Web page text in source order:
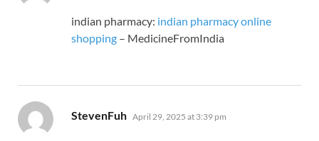
indian pharmacy: indian pharmacy online
shopping – MedicineFromIndia
StevenFuh says:
April 29, 2025 at 3:39 pm